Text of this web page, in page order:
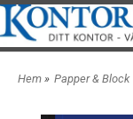
Hem » Papper & Block